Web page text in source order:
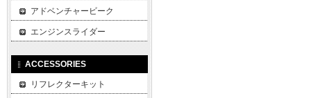
アドベンチャービーク
エンジンスライダー
ACCESSORIES
リフレクターキット